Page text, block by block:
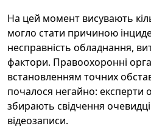
На цей момент висувають
могло стати причиною
несправність обладнання,
фактори. Правоохоронні
встановленням точних
почалося негайно: експерти
збирають свідчення
відеозаписи.